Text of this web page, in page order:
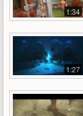
1:34
1:27